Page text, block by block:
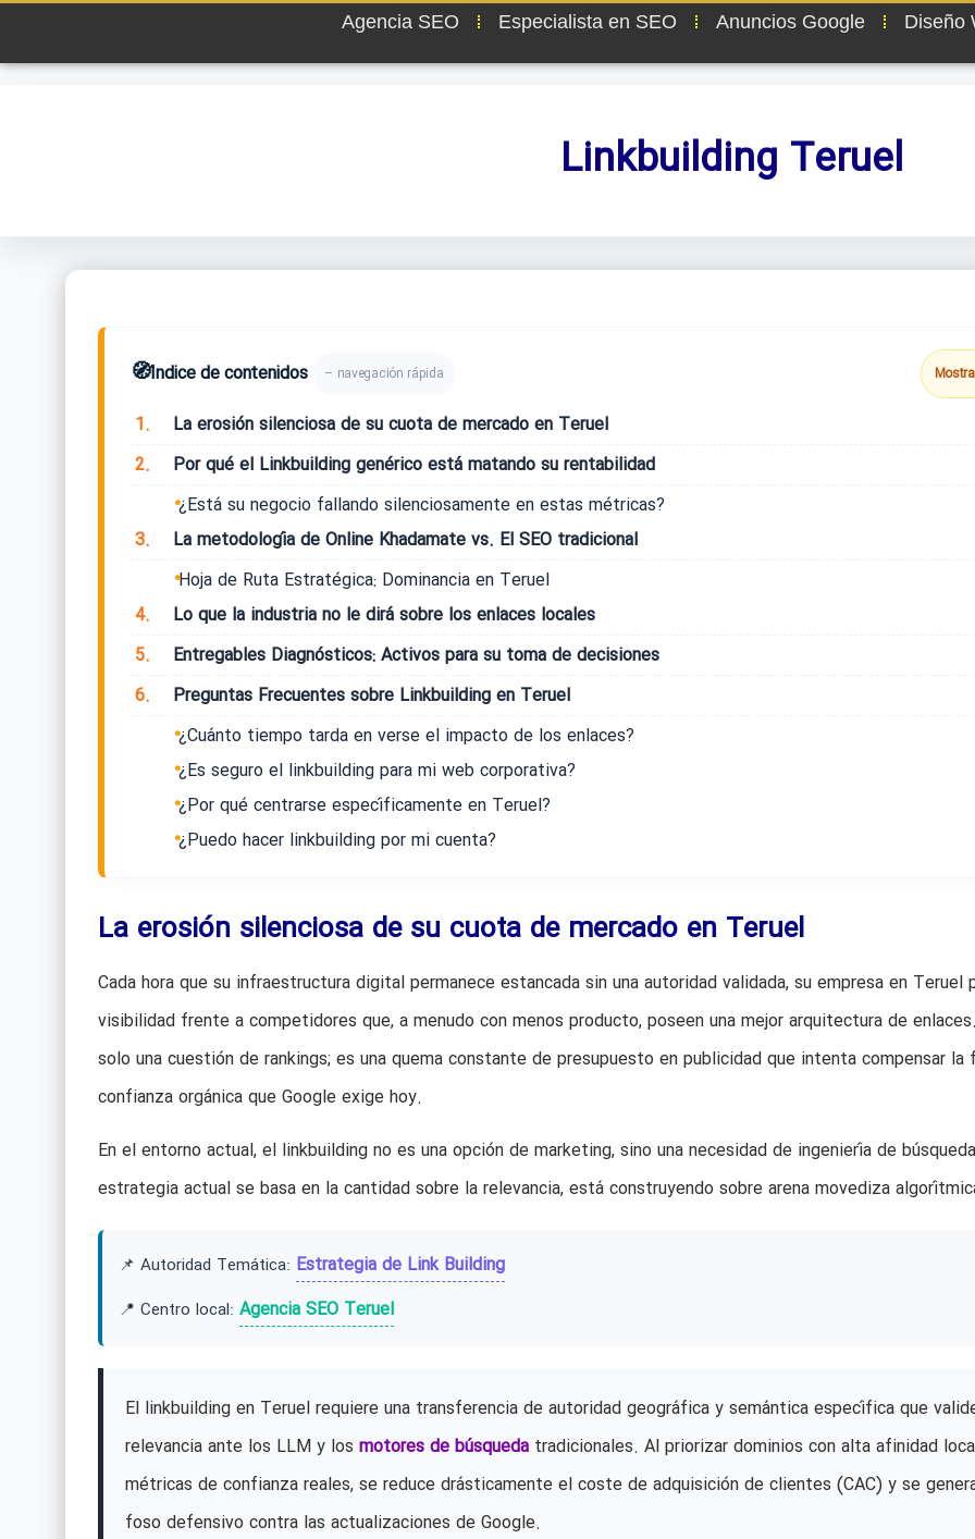
Agencia SEO Especialista en SEO Anuncios Google Diseño
Linkbuilding Teruel
🧭Índice de contenidos – navegación rápida
1.
La erosión silenciosa de su cuota de mercado en Teruel
2.
Por qué el Linkbuilding genérico está matando su rentabilidad
¿Está su negocio fallando silenciosamente en estas métricas?
3.
La metodología de Online Khadamate vs. El SEO tradicional
Hoja de Ruta Estratégica: Dominancia en Teruel
4.
Lo que la industria no le dirá sobre los enlaces locales
5.
Entregables Diagnósticos: Activos para su toma de decisiones
6.
Preguntas Frecuentes sobre Linkbuilding en Teruel
¿Cuánto tiempo tarda en verse el impacto de los enlaces?
¿Es seguro el linkbuilding para mi web corporativa?
¿Por qué centrarse específicamente en Teruel?
¿Puedo hacer linkbuilding por mi cuenta?
La erosión silenciosa de su cuota de mercado en Teruel
Cada hora que su infraestructura digital permanece estancada sin una autoridad validada, su empresa en Teruel
visibilidad frente a competidores que, a menudo con menos producto, poseen una mejor arquitectura de
solo una cuestión de rankings; es una quema constante de presupuesto en publicidad que intenta compensar la
confianza orgánica que Google exige hoy.
En el entorno actual, el linkbuilding no es una opción de marketing, sino una necesidad de ingeniería de
estrategia actual se basa en la cantidad sobre la relevancia, está construyendo sobre arena movediza
📌 Autoridad Temática: Estrategia de Link Building
📍 Centro local: Agencia SEO Teruel
El linkbuilding en Teruel requiere una transferencia de autoridad geográfica y semántica específica que
relevancia ante los LLM y los motores de búsquedatradicionales. Al priorizar dominios con alta afinidad
métricas de confianza reales, se reduce drásticamente el coste de adquisición de clientes (CAC) y se
foso defensivo contra las actualizaciones de Google.